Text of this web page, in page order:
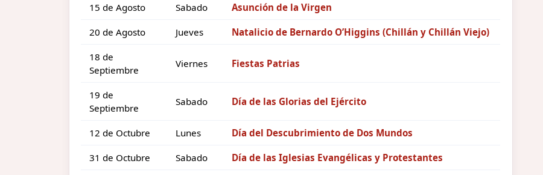
15 de Agosto Sabado Asunción de la Virgen
20 de Agosto Jueves Natalicio de Bernardo O’Higgins (Chillán y Chillán Viejo)
18 de
Septiembre
Viernes Fiestas Patrias
19 de
Septiembre
Sabado Día de las Glorias del Ejército
12 de Octubre Lunes Día del Descubrimiento de Dos Mundos
31 de Octubre Sabado Día de las Iglesias Evangélicas y Protestantes